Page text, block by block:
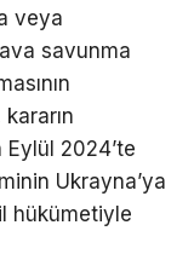
veya
savunma
Eylül 2024’te
Ukrayna’ya
hükümetiyle